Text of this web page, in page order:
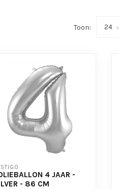
Toon:
4 JAAR -
- 86 CM